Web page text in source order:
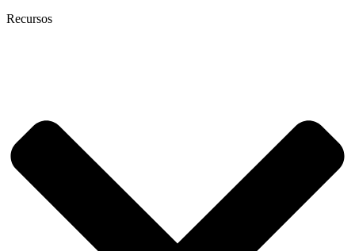
Recursos